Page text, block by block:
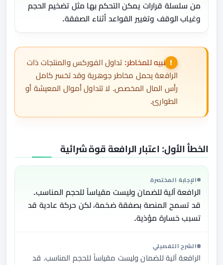
من سلسلة قرارات يمكن التحكم بها مثل تضخيم الحجم
وغياب الوقف وتغيير القواعد أثناء الصفقة.
⚠️ تنبيه للمخاطر: تداول الفوركس والمنتجات ذات
الرافعة يحمل مخاطر جوهرية وقد تخسر كامل
رأس المال المخصص. لا تتداول أموال المعيشة أو
الطوارئ.
الخطأ الأول: اعتبار الرافعة قوة شرائية
الإجابة المختصرة
الرافعة آلية للضمان وليست مقياساً للحجم المناسب.
قد تسمح المنصة بصفقة ضخمة، لكن حركة عادية قد
تسبب خسارة مؤذية.
الشرح التفصيلي
الرافعة آلية للضمان وليست مقياساً للحجم المناسب. قد